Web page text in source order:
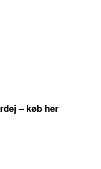
– køb her